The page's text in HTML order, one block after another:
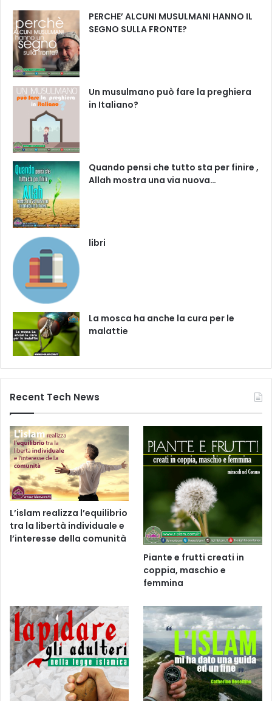
PERCHE’ ALCUNI MUSULMANI HANNO IL
SEGNO SULLA FRONTE?
Un musulmano può fare la preghiera
in Italiano?
Quando pensi che tutto sta per finire ,
Allah mostra una via nuova…
libri
La mosca ha anche la cura per le
malattie
Recent Tech News
L’islam realizza l’equilibrio
tra la libertà individuale e
l’interesse della comunità
Piante e frutti creati in
coppia, maschio e
femmina